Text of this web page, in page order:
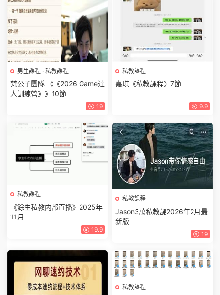
男生課程 · 私教課程
梵公子團隊 《《2026 Game達
人訓練營》》10節
19
私教課程
嘉琪《私教課程》7節
9.9
私教課程
《餘生私教内部直播》2025年
11月
19.9
私教課程
Jason3萬私教課2026年2月最
新版
19
私教課程